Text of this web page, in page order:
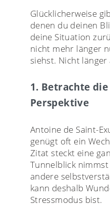
Glücklicherweise
denen du deinen
deine Situation
nicht mehr länger
siehst. Nicht länger
1. Betrachte
Perspektive
Antoine de Saint-
genügt oft ein
Zitat steckt eine
Tunnelblick
andere
kann deshalb
Stressmodus bist.